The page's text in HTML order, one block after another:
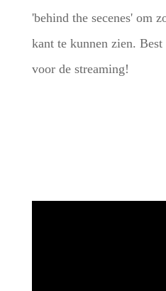
'behind the secenes' om
kant te kunnen zien. Best
voor de streaming!